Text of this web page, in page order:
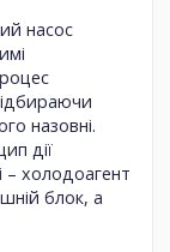
насос
назовні.
дії
– холодоагент
блок, а